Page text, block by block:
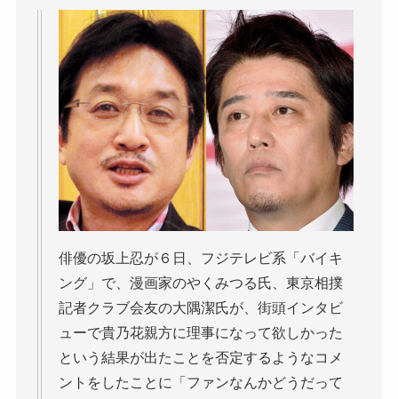
俳優の坂上忍が６日、フジテレビ系「バイキ
ング」で、漫画家のやくみつる氏、東京相撲
記者クラブ会友の大隅潔氏が、街頭インタビ
ューで貴乃花親方に理事になって欲しかった
という結果が出たことを否定するようなコメ
ントをしたことに「ファンなんかどうだって